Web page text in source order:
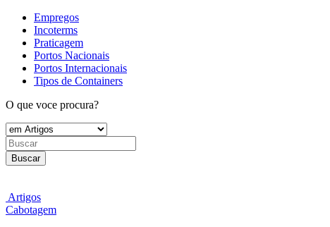
Empregos
Incoterms
Praticagem
Portos Nacionais
Portos Internacionais
Tipos de Containers
O que voce procura?
Buscar
Artigos
Cabotagem